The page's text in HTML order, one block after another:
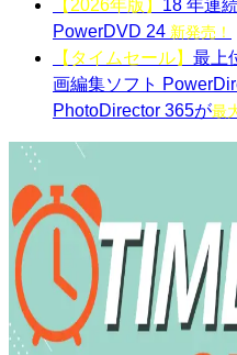
【2026年版】 18 年連
PowerDVD 24 新発売！
【タイムセール】 最上
画編集ソフト
PhotoDirector 365が最